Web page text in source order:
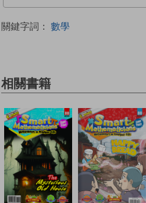
關鍵字詞： 數學
相關書籍